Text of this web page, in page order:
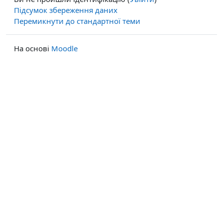
Підсумок збереження даних
Перемикнути до стандартної теми
На основі Moodle